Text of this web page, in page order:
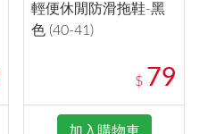
輕便休閒防滑拖鞋-黑
色 (40-41)
$ 79